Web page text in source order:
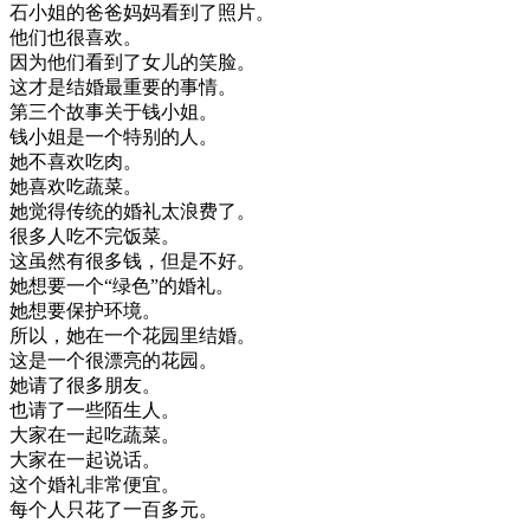
石小姐的爸爸妈妈看到 了照片。
他们也很喜欢。
因为他们看到 了女儿的笑脸。
这才是结婚最重要的事情。
第三个故事关于钱小姐。
钱小姐是一个特别 的人。
她不喜欢吃肉。
她喜欢吃蔬菜。
她觉得传统的婚礼太浪费了。
很多人吃不完饭菜。
这虽然有很多钱 ， 但是不好。
她想要一个“绿色”的婚礼。
她想要保护环境。
所以 ， 她在一个花园 里结婚。
这是一个很漂亮的花园 。
她请了很多朋友。
也请了一些陌生人。
大家在一起吃蔬菜。
大家在一起说话。
这个婚礼非常便宜。
每个人 只花了一百多元。